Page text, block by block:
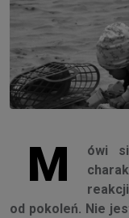
M
ówi
od pokoleń. Nie